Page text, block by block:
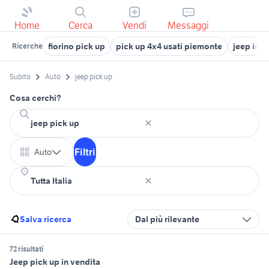
Home Cerca Vendi Messaggi
Ricerche fiorino pick up pick up 4x4 usati piemonte jeep in
Subito Auto jeep pick up
Cosa cerchi?
Auto Filtri
Salva ricerca Dal più rilevante
72 risultati
Jeep pick up in vendita